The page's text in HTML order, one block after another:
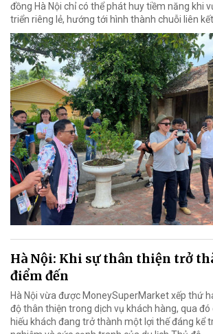
đồng Hà Nội chỉ có thể phát huy tiềm năng khi
triển riêng lẻ, hướng tới hình thành chuỗi liên kết.
Hà Nội: Khi sự thân thiện trở
điểm đến
Hà Nội vừa được MoneySuperMarket xếp thứ
độ thân thiện trong dịch vụ khách hàng, qua
hiếu khách đang trở thành một lợi thế đáng kể